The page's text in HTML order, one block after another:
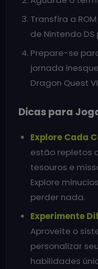
Transfira a
de Nintendo
Prepare-se
jornada
Dragon Quest
Dicas para
Explore Cada
estão repletos
tesouros e
Explore
perder nada.
Experimente
Aproveite o
personalizar
habilidades